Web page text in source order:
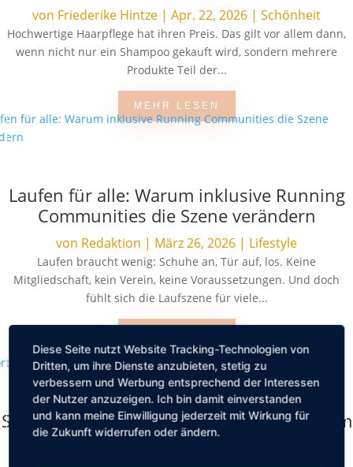
von Friederike Hintze | Apr. 22, 2026 | Schönheit
Hochwertige Haarpflege hat ihren Preis. Das gilt vor allem dann,
wenn nicht nur ein Shampoo gekauft wird, sondern mehrere
Produkte Teil der...
MEHR LESEN
Laufen für alle: Warum inklusive Running
Communities die Szene verändern
von Redaktion | März 26, 2026 | Lifestyle
Laufen braucht wenig: Schuhe an, Tür auf, los. Keine
Mitgliedschaft, kein Verein, keine Voraussetzungen. Und doch
fühlt sich die Laufszene für viele...
Sport im Urlaub: Die besten Tipps um fit im
Urlaub zu sein
Diese Seite nutzt Website Tracking-Technologien von
Dritten, um ihre Dienste anzubieten, stetig zu
verbessern und Werbung entsprechend der Interessen
der Nutzer anzuzeigen. Ich bin damit einverstanden
und kann meine Einwilligung jederzeit mit Wirkung für
die Zukunft widerrufen oder ändern.